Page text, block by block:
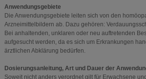
Anwendungsgebiete
Die Anwendungsgebiete leiten sich von den
Arzneimittelbildern ab. Dazu gehören:
Bei anhaltenden, unklaren oder neu auftretenden
aufgesucht werden, da es sich um Erkrankungen
ärztlichen Abklärung bedürfen.
Dosierungsanleitung, Art und Dauer der
Soweit nicht anders verordnet gilt für Erwachsene